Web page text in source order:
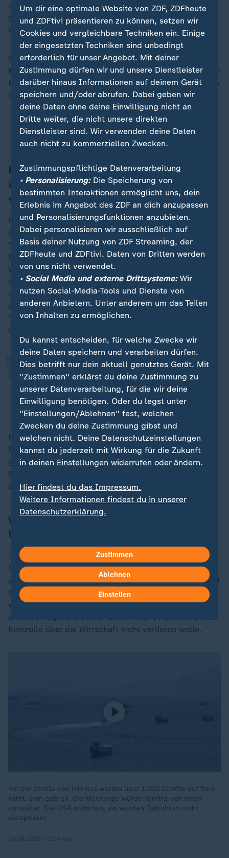
von Modschtaba Chamenei verfasst. "Aussagen sollen
getroffen worden sein, die keiner nachvollziehen
kann."
Das deute darauf hin, "dass hier durchaus die
Möglichkeit besteht, dass die Revolutionsgarden Herrn
Modschtaba Chamenei durchaus manipulieren in ihrem
Sinne".
Iran-Krieg und Nahost-Konflikt: Alle Nachrichten
im Liveblog
Hat der US-Angriff das Kräfteverhältnis
in Iran hin zu den Hardlinern
verschoben?
Nach Auffassung von Experte Schindler hat der
gegenwärtige Krieg lediglich dazu geführt, dass es
"jetzt verschiedene Fraktionen innerhalb der
Revolutionsgarden" gebe, "also deren
Wirtschaftskomplex, deren politischer Komplex und
deren Sicherheitsapparat und militärischer Komplex,
die miteinander diese Machtverteilung im Regime
ausführen". Die Rolle des Geistlichen Oberhaupts sei
"nur noch ein ganz dünnes Veneer von religiösem
Überbau".
Es ist eigentlich vielmehr eine
klassische Militärdiktatur.
„
Hans-Jakob Schindler, Nahostexperte
Reformkräfte seien bereits vor dem Krieg "nur
Reformer innerhalb des bestehenden Systems"
gewesen, sagt Schindler. "Radikalreformer" für
Demokratie seien sie nicht gewesen. Selbst die seien
bereits "seit Jahren kaltgestellt".
Was ist bei den Verhandlungen mit den
USA bisher rausgekommen?
Im Moment relativ wenig konkretes, sagt Experte
Schindler. Die Iraner hätten zwar den Ölhandel
zurückbekommen - das habe jedoch "null Einfluss" auf
die wirtschaftliche Situation gehabt. "Der Rial zerfällt
weiter." Die wirtschaftliche Situation sei "desaströs"
und das Regime brauche Geld, wenn es die komplette
Kontrolle über die Wirtschaft nicht verlieren wolle.
Vor der Straße von Hormus warten über 1.000 Schiffe auf freie
Fahrt. Iran gab an, die Meerenge würde künftig von ihnen
verwaltet. Die USA erklärten, sie würden Gebühren nicht
akzeptieren.
Um dir eine optimale Website von ZDF, ZDFheute
und ZDFtivi präsentieren zu können, setzen wir
Cookies und vergleichbare Techniken ein. Einige
der eingesetzten Techniken sind unbedingt
erforderlich für unser Angebot. Mit deiner
Zustimmung dürfen wir und unsere Dienstleister
darüber hinaus Informationen auf deinem Gerät
speichern und/oder abrufen. Dabei geben wir
deine Daten ohne deine Einwilligung nicht an
Dritte weiter, die nicht unsere direkten
Dienstleister sind. Wir verwenden deine Daten
auch nicht zu kommerziellen Zwecken.
Zustimmungspflichtige Datenverarbeitung
• Personalisierung:Die Speicherung von
bestimmten Interaktionen ermöglicht uns, dein
Erlebnis im Angebot des ZDF an dich anzupassen
und Personalisierungsfunktionen anzubieten.
Dabei personalisieren wir ausschließlich auf
Basis deiner Nutzung von ZDF Streaming, der
ZDFheute und ZDFtivi. Daten von Dritten werden
von uns nicht verwendet.
• Social Media und externe Drittsysteme:Wir
nutzen Social-Media-Tools und Dienste von
anderen Anbietern. Unter anderem um das Teilen
von Inhalten zu ermöglichen.
Du kannst entscheiden, für welche Zwecke wir
deine Daten speichern und verarbeiten dürfen.
Dies betrifft nur dein aktuell genutztes Gerät. Mit
"Zustimmen" erklärst du deine Zustimmung zu
unserer Datenverarbeitung, für die wir deine
Einwilligung benötigen. Oder du legst unter
"Einstellungen/Ablehnen" fest, welchen
Zwecken du deine Zustimmung gibst und
welchen nicht. Deine Datenschutzeinstellungen
kannst du jederzeit mit Wirkung für die Zukunft
in deinen Einstellungen widerrufen oder ändern.
Hier findest du das Impressum.
Weitere Informationen findest du in unserer
Datenschutzerklärung.
Zustimmen
Ablehnen
Einstellen